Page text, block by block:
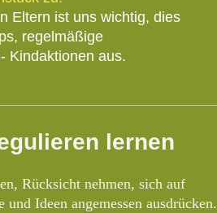
Eltern ist uns wichtig, dies
regelmäßige
Kindaktionen aus.
lernen
Rücksicht nehmen, sich auf
Ideen angemessen ausdrücken.